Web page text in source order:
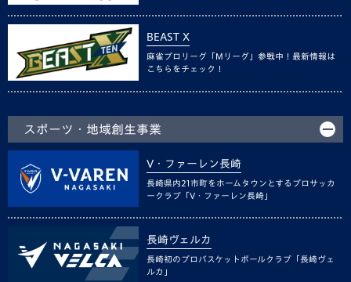
BEAST X
麻雀プロリーグ「Mリーグ」参戦中！最新情報は
こちらをチェック！
スポーツ・地域創生事業
V・ファーレン長崎
長崎県内21市町をホームタウンとするプロサッカ
ークラブ「V・ファーレン長崎」
長崎ヴェルカ
長崎初のプロバスケットボールクラブ「長崎ヴェ
ルカ」